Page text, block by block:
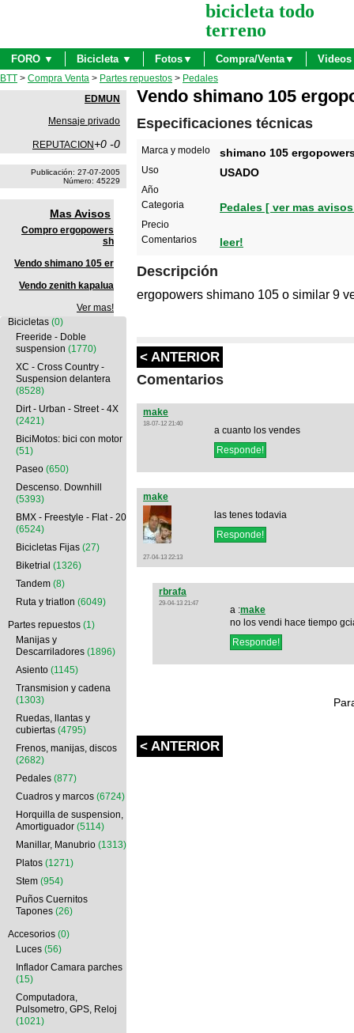
bicicleta todo
terreno
FORO ▼ Bicicleta ▼ Fotos▼ Compra/Venta▼ Videos
BTT > Compra Venta > Partes repuestos > Pedales
Vendo shimano 105
Especificaciones técnicas
Marca y modelo shimano 105
Uso USADO
Año
Categoria
Pedales [ ver mas
Precio
Comentarios
leer!
Descripción
ergopowers shimano 105 o similar 9
< ANTERIOR
Comentarios
make
18-07-12 21:40
a cuanto los vendes
make
27-04-13 22:13
las tenes todavia
rbrafa
29-04-13 21:47
a :make
no los vendi hace tiempo
< ANTERIOR
EDMUN
Mensaje privado
REPUTACION+0 -0
Publicación: 27-07-2005
Número: 45229
Mas Avisos
Compro ergopowers
sh
Vendo shimano 105 er
Vendo zenith kapalua
Ver mas!
Bicicletas (0)
Freeride - Doble
suspension (1770)
XC - Cross Country -
Suspension delantera
(8528)
Dirt - Urban - Street - 4X
(2421)
BiciMotos: bici con motor
(51)
Paseo (650)
Descenso. Downhill
(5393)
BMX - Freestyle - Flat - 20
(6524)
Bicicletas Fijas (27)
Biketrial (1326)
Tandem (8)
Ruta y triatlon (6049)
Partes repuestos (1)
Manijas y
Descarriladores (1896)
Asiento (1145)
Transmision y cadena
(1303)
Ruedas, llantas y
cubiertas (4795)
Frenos, manijas, discos
(2682)
Pedales (877)
Cuadros y marcos (6724)
Horquilla de suspension,
Amortiguador (5114)
Manillar, Manubrio (1313)
Platos (1271)
Stem (954)
Puños Cuernitos
Tapones (26)
Accesorios (0)
Luces (56)
Inflador Camara parches
(15)
Computadora,
Pulsometro, GPS, Reloj
(1021)